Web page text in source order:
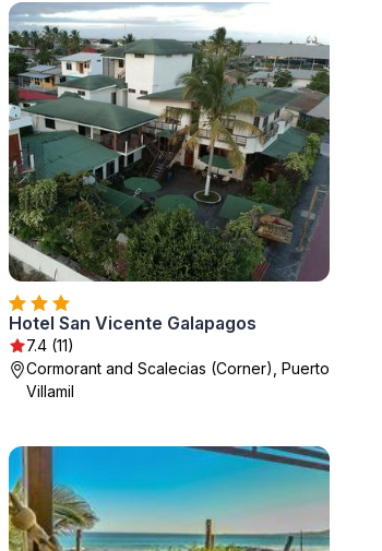
Hotel San Vicente Galapagos
7.4 (11)
Cormorant and Scalecias (Corner), Puerto
Villamil